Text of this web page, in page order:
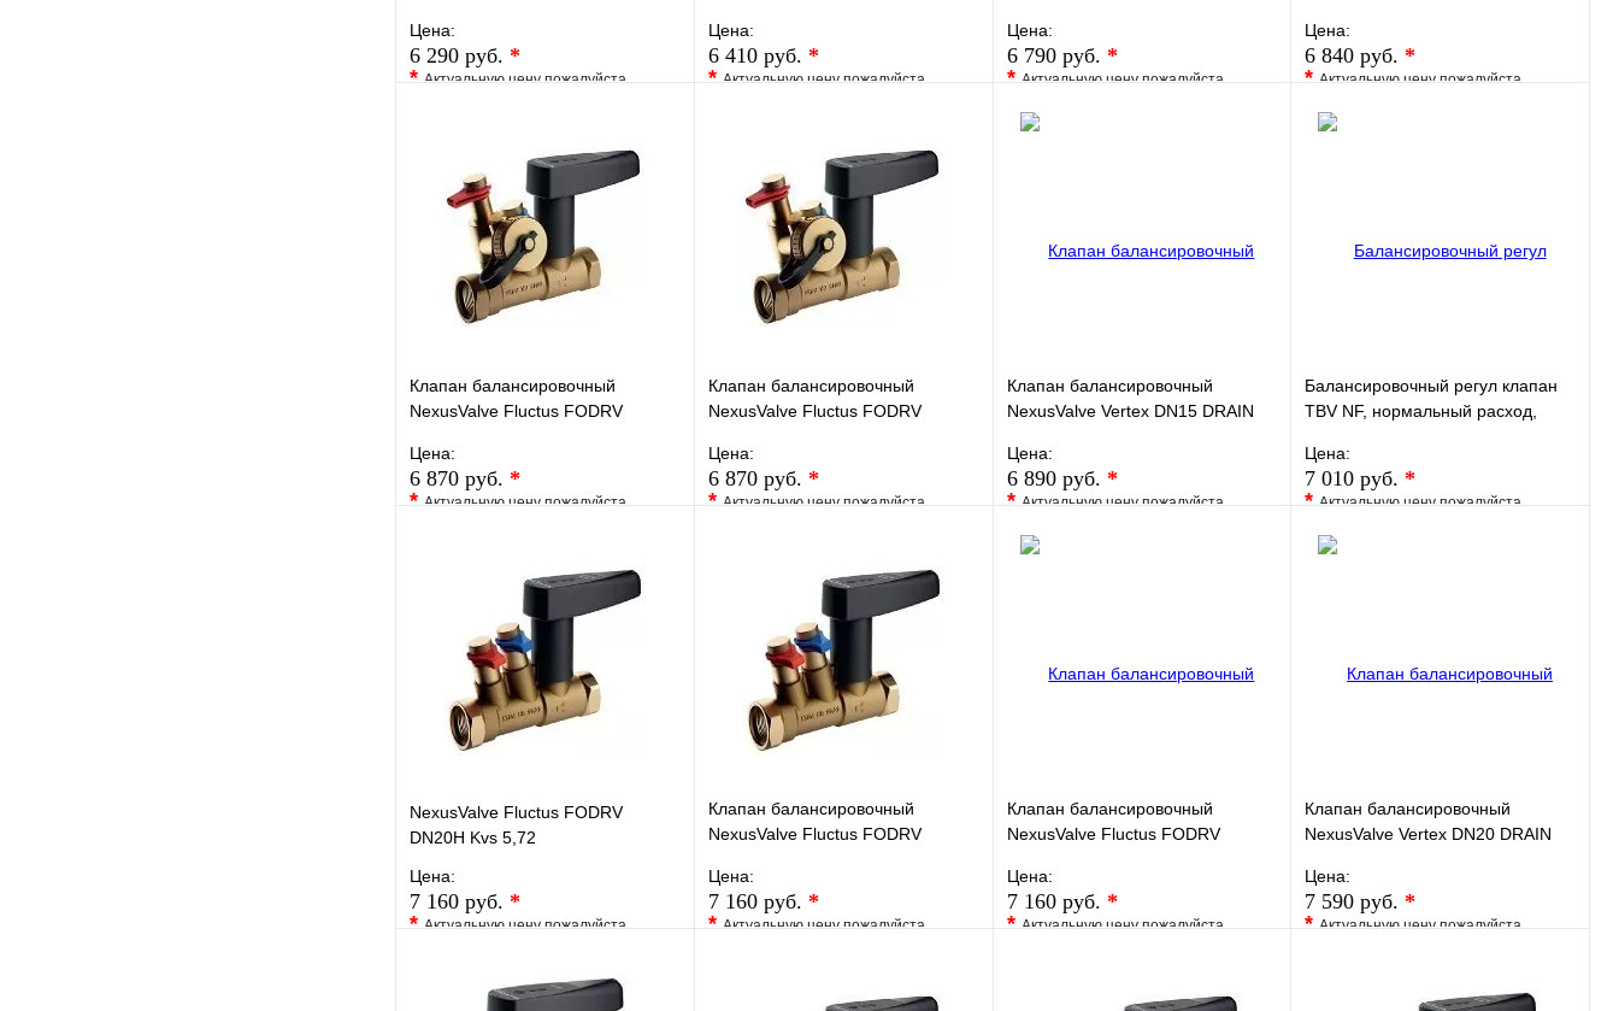
MN80597.401
Цена:
6 290 руб. *
*Актуальную цену пожалуйста
Купить в 1 клик Под заказ
В корзину
Цена:
6 410 руб. *
*Актуальную цену пожалуйста
Купить в 1 клик Под заказ
В корзину
способности резьбовой
Цена:
6 790 руб. *
*Актуальную цену пожалуйста
В корзину
PN16
Цена:
6 840 руб. *
*Актуальную цену пожалуйста
В корзину
Клапан балансировочный
NexusValve Fluctus FODRV
дренажем MN80597.536
Цена:
6 870 руб. *
*Актуальную цену пожалуйста
Купить в 1 клик Под заказ
В корзину
Клапан балансировочный
NexusValve Fluctus FODRV
дренажем MN80597.535
Цена:
6 870 руб. *
*Актуальную цену пожалуйста
Купить в 1 клик Под заказ
В корзину
Клапан балансировочный
NexusValve Vertex DN15 DRAIN
MN80597.706
Цена:
6 890 руб. *
*Актуальную цену пожалуйста
В корзину
Балансировочный регул клапан
TBV NF, нормальный расход,
PN16
Цена:
7 010 руб. *
*Актуальную цену пожалуйста
В корзину
NexusValve Fluctus FODRV
DN20H Kvs 5,72
Цена:
7 160 руб. *
*Актуальную цену пожалуйста
В избранное Сравнение
Клапан балансировочный
NexusValve Fluctus FODRV
MN80597.404
Цена:
7 160 руб. *
*Актуальную цену пожалуйста
Клапан балансировочный
NexusValve Fluctus FODRV
MN80597.405
Цена:
7 160 руб. *
*Актуальную цену пожалуйста
Клапан балансировочный
NexusValve Vertex DN20 DRAIN
MN80597.707
Цена:
7 590 руб. *
*Актуальную цену пожалуйста